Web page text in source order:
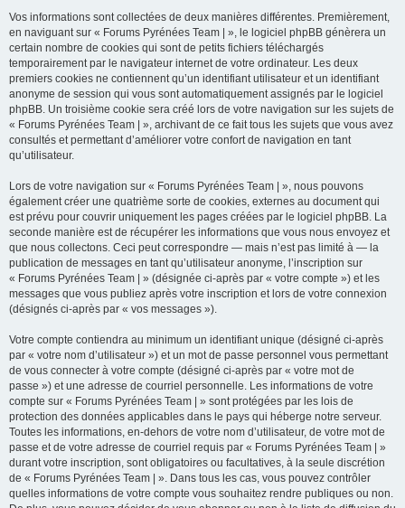
Vos informations sont collectées de deux manières différentes. Premièrement,
en naviguant sur « Forums Pyrénées Team | », le logiciel phpBB génèrera un
certain nombre de cookies qui sont de petits fichiers téléchargés
temporairement par le navigateur internet de votre ordinateur. Les deux
premiers cookies ne contiennent qu’un identifiant utilisateur et un identifiant
anonyme de session qui vous sont automatiquement assignés par le logiciel
phpBB. Un troisième cookie sera créé lors de votre navigation sur les sujets de
« Forums Pyrénées Team | », archivant de ce fait tous les sujets que vous avez
consultés et permettant d’améliorer votre confort de navigation en tant
qu’utilisateur.
Lors de votre navigation sur « Forums Pyrénées Team | », nous pouvons
également créer une quatrième sorte de cookies, externes au document qui
est prévu pour couvrir uniquement les pages créées par le logiciel phpBB. La
seconde manière est de récupérer les informations que vous nous envoyez et
que nous collectons. Ceci peut correspondre — mais n’est pas limité à — la
publication de messages en tant qu’utilisateur anonyme, l’inscription sur
« Forums Pyrénées Team | » (désignée ci-après par « votre compte ») et les
messages que vous publiez après votre inscription et lors de votre connexion
(désignés ci-après par « vos messages »).
Votre compte contiendra au minimum un identifiant unique (désigné ci-après
par « votre nom d’utilisateur ») et un mot de passe personnel vous permettant
de vous connecter à votre compte (désigné ci-après par « votre mot de
passe ») et une adresse de courriel personnelle. Les informations de votre
compte sur « Forums Pyrénées Team | » sont protégées par les lois de
protection des données applicables dans le pays qui héberge notre serveur.
Toutes les informations, en-dehors de votre nom d’utilisateur, de votre mot de
passe et de votre adresse de courriel requis par « Forums Pyrénées Team | »
durant votre inscription, sont obligatoires ou facultatives, à la seule discrétion
de « Forums Pyrénées Team | ». Dans tous les cas, vous pouvez contrôler
quelles informations de votre compte vous souhaitez rendre publiques ou non.